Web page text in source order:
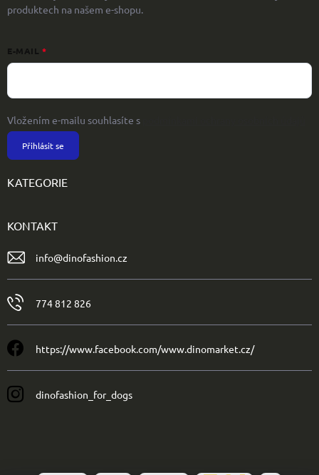
produktech na našem e-shopu.
E-MAIL
Vložením e-mailu souhlasíte s
Přihlásit se
KATEGORIE
KONTAKT
info@dinofashion.cz
774 812 826
https://www.facebook.com/www.dinomarket.cz/
dinofashion_for_dogs